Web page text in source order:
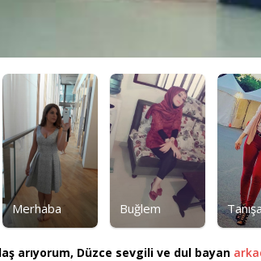
Merhaba Buğlem
arıyorum, Düzce sevgili ve dul bayan